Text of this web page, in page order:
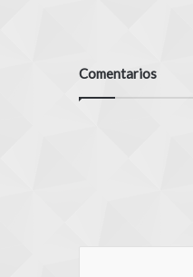
Comentarios